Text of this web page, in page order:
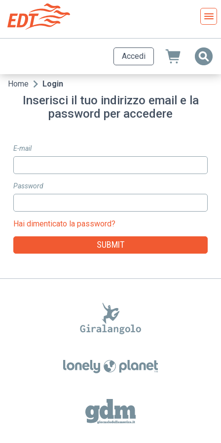
contenuto
principale
Accedi
Briciole
Home Login
Inserisci il tuo indirizzo email e la
password per accedere
E-mail
Password
Hai dimenticato la password?